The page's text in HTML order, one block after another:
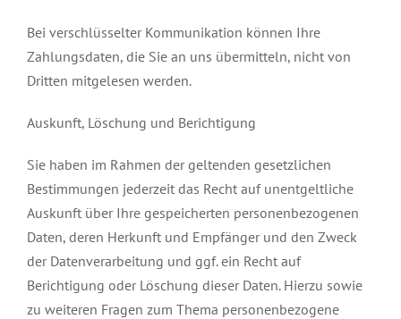
Bei verschlüsselter Kommunikation können Ihre
Zahlungsdaten, die Sie an uns übermitteln, nicht von
Dritten mitgelesen werden.
Auskunft, Löschung und Berichtigung
Sie haben im Rahmen der geltenden gesetzlichen
Bestimmungen jederzeit das Recht auf unentgeltliche
Auskunft über Ihre gespeicherten personenbezogenen
Daten, deren Herkunft und Empfänger und den Zweck
der Datenverarbeitung und ggf. ein Recht auf
Berichtigung oder Löschung dieser Daten. Hierzu sowie
zu weiteren Fragen zum Thema personenbezogene